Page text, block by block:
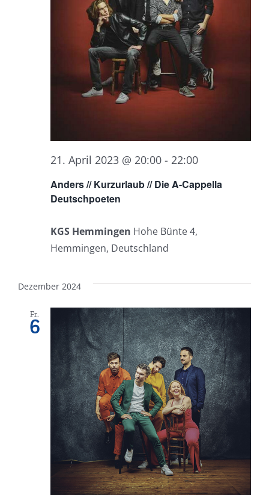
Anders // Kurzurlaub // Die A-Cappella
Deutschpoeten
21. April 2023 @ 20:00 - 22:00
KGS Hemmingen Hohe Bünte 4,
Hemmingen, Deutschland
Dezember 2024
Fr.
6